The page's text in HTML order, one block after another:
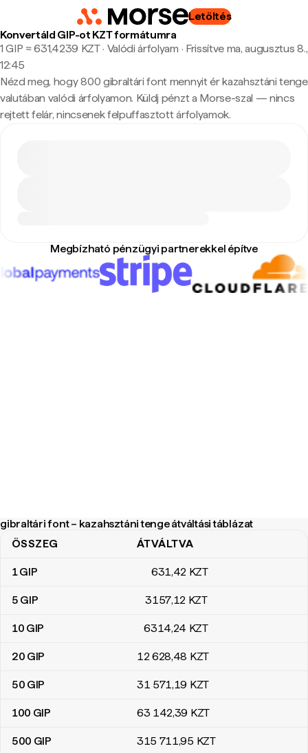
Letöltés
Konvertáld GIP-ot KZT formátumra
1 GIP ≈ 631,4239 KZT · Valódi árfolyam · Frissítve ma, augusztus 8.,
12:45
Nézd meg, hogy 800 gibraltári font mennyit ér kazahsztáni tenge
valutában valódi árfolyamon. Küldj pénzt a Morse-szal — nincs
rejtett felár, nincsenek felpuffasztott árfolyamok.
Megbízható pénzügyi partnerekkel építve
gibraltári font – kazahsztáni tenge átváltási táblázat
gibraltári font – kazahsztáni tenge átváltási táblázat
ÖSSZEG ÁTVÁLTVA
1GIP 631,42 KZT
5 GIP 3157,12 KZT
10 GIP 6314,24 KZT
20 GIP 12 628,48 KZT
50 GIP 31 571,19 KZT
100 GIP 63 142,39 KZT
500 GIP 315 711,95 KZT